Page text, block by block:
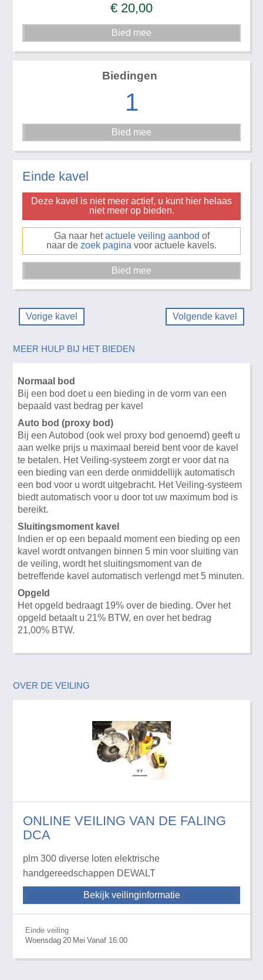
€ 20,00
Biedingen
1
Einde kavel
Deze kavel is niet meer actief, u kunt hier helaas
niet meer op bieden.
Ga naar hetactuele veiling aanbod of
naar de zoek pagina voor actuele kavels.
Vorige kavel Volgende kavel
MEER HULP BIJ HET BIEDEN
Normaal bod
Bij een bod doet u een bieding in de vorm van een
bepaald vast bedrag per kavel
Auto bod (proxy bod)
Bij een Autobod (ook wel proxy bod genoemd) geeft u
aan welke prijs u maximaal bereid bent voor de kavel
te betalen. Het Veiling-systeem zorgt er voor dat na
een bieding van een derde onmiddellijk automatisch
een bod voor u wordt uitgebracht. Het Veiling-systeem
biedt automatisch voor u door tot uw maximum bod is
bereikt.
Sluitingsmoment kavel
Indien er op een bepaald moment een bieding op een
kavel wordt ontvangen binnen 5 min voor sluiting van
de veiling, wordt het sluitingsmoment van de
betreffende kavel automatisch verlengd met 5 minuten.
Opgeld
Het opgeld bedraagt 19% over de bieding. Over het
opgeld betaalt u 21% BTW, en over het bedrag
21,00% BTW.
OVER DE VEILING
ONLINE VEILING VAN DE FALING
DCA
plm 300 diverse loten elektrische
handgereedschappen DEWALT
Bekijk veilinginformatie
Einde veiling
Woensdag 20 Mei Vanaf 16:00